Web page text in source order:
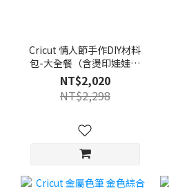
Cricut 情人節手作DIY材料
包-大全餐（含燙印娃娃、
燙印包包、精緻火焰卡
片、螢光紀念杯＆包裝）
NT$2,020
NT$2,298